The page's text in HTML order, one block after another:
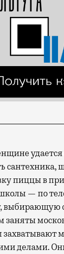
сантехника,
пиццы в
— по
выбирающую
заняты
делами.